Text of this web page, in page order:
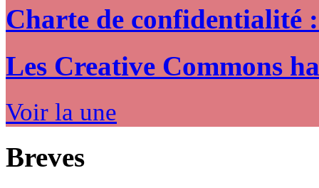
Charte de confidentialité
Les Creative Commons
Voir la une
Breves